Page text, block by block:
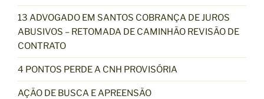
13 ADVOGADO EM SANTOS COBRANÇA DE JUROS
ABUSIVOS – RETOMADA DE CAMINHÃO REVISÃO DE
CONTRATO
4 PONTOS PERDE A CNH PROVISÓRIA
AÇÃO DE BUSCA E APREENSÃO